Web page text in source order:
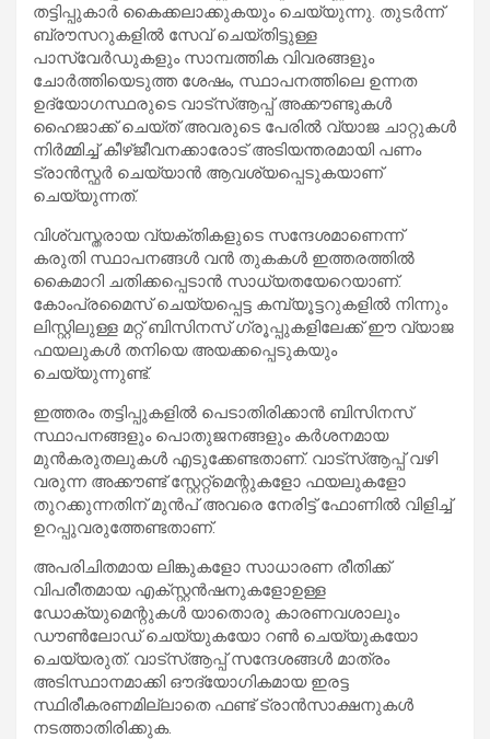
തട്ടിപ്പുകാർ കൈക്കലാക്കുകയും ചെയ്യുന്നു. തുടർന്ന്
ബ്രൗസറുകളിൽ സേവ് ചെയ്തിട്ടുള്ള
പാസ്‌വേർഡുകളും സാമ്പത്തിക വിവരങ്ങളും
ചോർത്തിയെടുത്ത ശേഷം, സ്ഥാപനത്തിലെ ഉന്നത
ഉദ്യോഗസ്ഥരുടെ വാട്‌സ്ആപ്പ് അക്കൗണ്ടുകൾ
ഹൈജാക്ക് ചെയ്ത് അവരുടെ പേരിൽ വ്യാജ ചാറ്റുകൾ
നിർമ്മിച്ച് കീഴ്ജീവനക്കാരോട് അടിയന്തരമായി പണം
ട്രാൻസ്ഫർ ചെയ്യാൻ ആവശ്യപ്പെടുകയാണ്
ചെയ്യുന്നത്.
വിശ്വസ്തരായ വ്യക്തികളുടെ സന്ദേശമാണെന്ന്
കരുതി സ്ഥാപനങ്ങൾ വൻ തുകകൾ ഇത്തരത്തിൽ
കൈമാറി ചതിക്കപ്പെടാൻ സാധ്യതയേറെയാണ്.
കോംപ്രമൈസ് ചെയ്യപ്പെട്ട കമ്പ്യൂട്ടറുകളിൽ നിന്നും
ലിസ്റ്റിലുള്ള മറ്റ് ബിസിനസ് ഗ്രൂപ്പുകളിലേക്ക് ഈ വ്യാജ
ഫയലുകൾ തനിയെ അയക്കപ്പെടുകയും
ചെയ്യുന്നുണ്ട്.
​ഇത്തരം തട്ടിപ്പുകളിൽ പെടാതിരിക്കാൻ ബിസിനസ്
സ്ഥാപനങ്ങളും പൊതുജനങ്ങളും കർശനമായ
മുൻകരുതലുകൾ എടുക്കേണ്ടതാണ്. വാട്‌സ്ആപ്പ് വഴി
വരുന്ന അക്കൗണ്ട് സ്റ്റേറ്റ്മെന്റുകളോ ഫയലുകളോ
തുറക്കുന്നതിന് മുൻപ് അവരെ നേരിട്ട് ഫോണിൽ വിളിച്ച്
ഉറപ്പുവരുത്തേണ്ടതാണ്.
അപരിചിതമായ ലിങ്കുകളോ സാധാരണ രീതിക്ക്
വിപരീതമായ എക്സ്റ്റൻഷനുകളോഉള്ള
ഡോക്യുമെന്റുകൾ യാതൊരു കാരണവശാലും
ഡൗൺലോഡ് ചെയ്യുകയോ റൺ ചെയ്യുകയോ
ചെയ്യരുത്. വാട്‌സ്‌ആപ്പ് സന്ദേശങ്ങൾ മാത്രം
അടിസ്ഥാനമാക്കി ഔദ്യോഗികമായ ഇരട്ട
സ്ഥിരീകരണമില്ലാതെ ഫണ്ട് ട്രാൻസാക്ഷനുകൾ
നടത്താതിരിക്കുക.